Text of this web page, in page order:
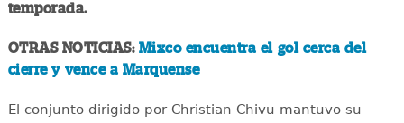
temporada.
OTRAS NOTICIAS: Mixco encuentra el gol cerca del
cierre y vence a Marquense
El conjunto dirigido por Christian Chivu mantuvo su